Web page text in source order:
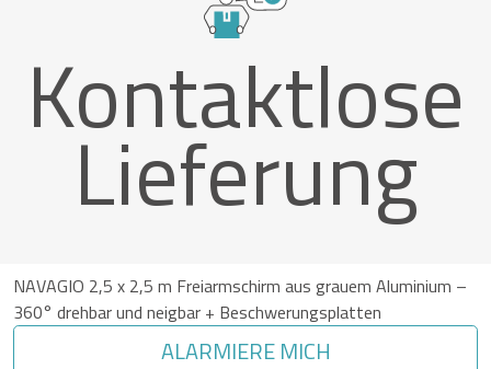
Kontaktlose
Lieferung
NAVAGIO 2,5 x 2,5 m Freiarmschirm aus grauem Aluminium –
360° drehbar und neigbar + Beschwerungsplatten
ALARMIERE MICH